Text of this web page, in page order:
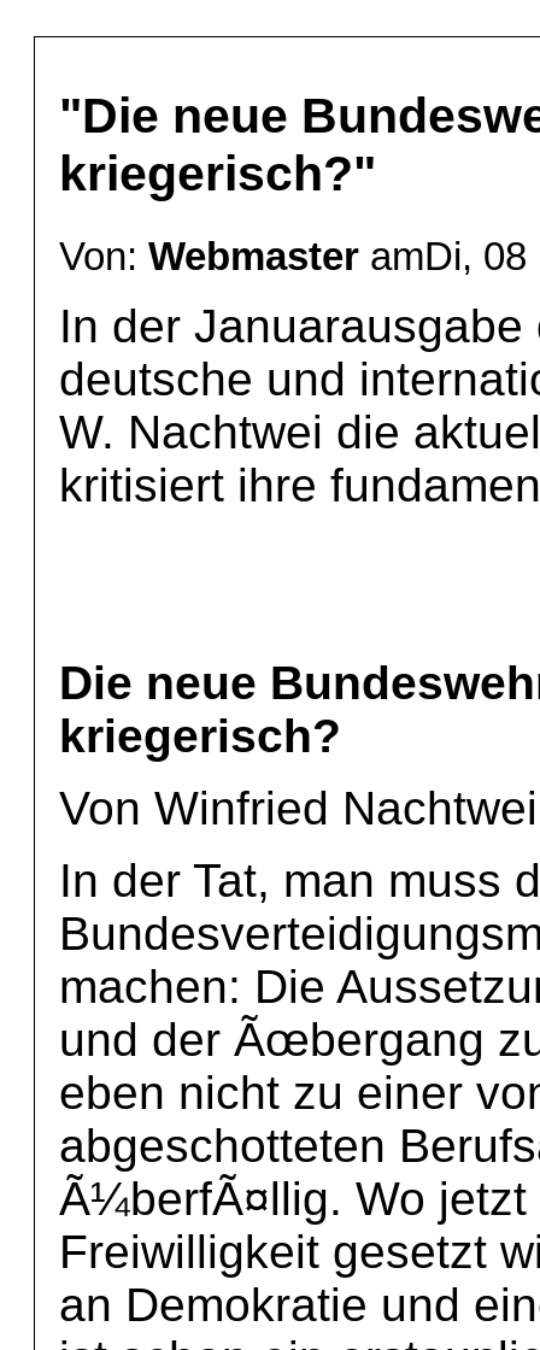
"Die neue
kriegerisch?"
Von: Webmaster amDi, 08
In der
deutsche und
W. Nachtwei die
kritisiert ihre
Die neue
kriegerisch?
Von Winfried Nachtwei
In der Tat, man muss
machen: Die
und der Ãœbergang
eben nicht zu einer
abgeschotteten
Ã¼berfÃ¤llig. Wo
Freiwilligkeit gesetzt
an Demokratie und